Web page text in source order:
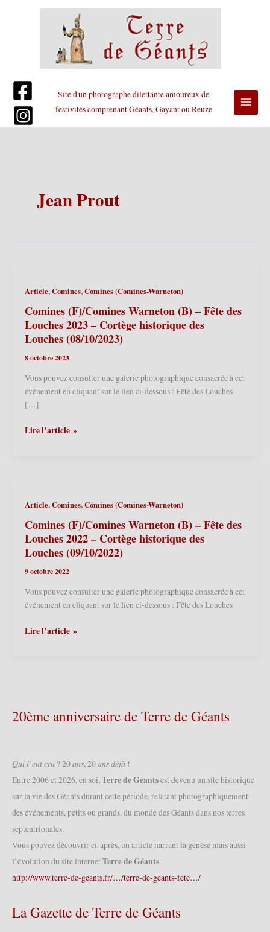
Site d'un photographe dilettante amoureux de
festivités comprenant Géants, Gayant ou Reuze
Jean Prout
Article,Comines,Comines (Comines-Warneton)
Comines (F)/Comines Warneton (B) – Fête des
Louches 2023 – Cortège historique des
Louches (08/10/2023)
8 octobre 2023
Vous pouvez consulter une galerie photographique consacrée à cet
événement en cliquant sur le lien ci-dessous : Fête des Louches
[…]
Comines
des
Louches
2023
–
historique
des
Louches
Lire l’article »
Article,Comines,Comines (Comines-Warneton)
Comines (F)/Comines Warneton (B) – Fête des
Louches 2022 – Cortège historique des
Louches (09/10/2022)
9 octobre 2022
Vous pouvez consulter une galerie photographique consacrée à cet
événement en cliquant sur le lien ci-dessous : Fête des Louches
Comines
des
Louches
Cortège
historique
Louches
(09/10/2022)
Lire l’article »
20ème anniversaire de Terre de Géants
𝑄𝑢𝑖 𝑙’𝑒𝑢𝑡 𝑐𝑟𝑢 ? 20 𝑎𝑛𝑠, 20 𝑎𝑛𝑠 𝑑𝑒́𝑗𝑎̀ !
Entre 2006 et 2026, en soi,Terre de Géantsest devenu un site historique
sur la vie des Géants durant cette période, relatant photographiquement
des événements, petits ou grands, du monde des Géants dans nos terres
septentrionales.
Vous pouvez découvrir ci-après, un article narrant la genèse mais aussi
l’évolution du site internet Terre de Géants :
http://www.terre-de-geants.fr/…/terre-de-geants-fete…/
La Gazette de Terre de Géants